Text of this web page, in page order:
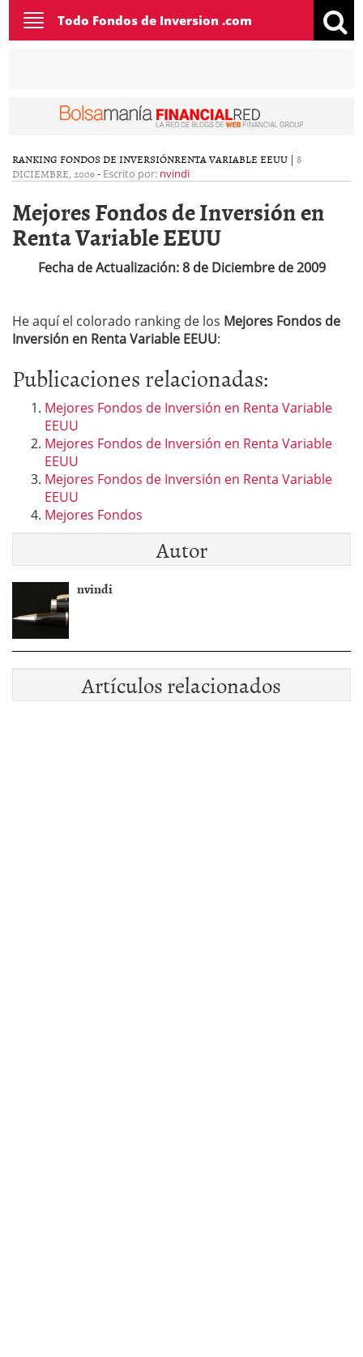
Toggle
navigation
Todo Fondos de Inversion .com
RANKING FONDOS DE INVERSIÓNRENTA VARIABLE EEUU | 8
DICIEMBRE, 2009- Escrito por: nvindi
Mejores Fondos de Inversión en
Renta Variable EEUU
Fecha de Actualización: 8 de Diciembre de 2009
He aquí el colorado ranking de los Mejores Fondos de
Inversión en Renta Variable EEUU:
Publicaciones relacionadas:
Mejores Fondos de Inversión en Renta Variable
EEUU
Mejores Fondos de Inversión en Renta Variable
EEUU
Mejores Fondos de Inversión en Renta Variable
EEUU
Mejores Fondos
Autor
nvindi
Artículos relacionados